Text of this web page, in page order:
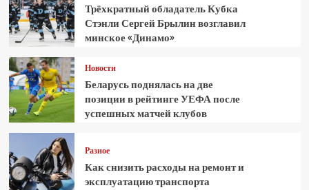
Трёхкратный обладатель Кубка
Стэнли Сергей Брылин возглавил
минское «Динамо»
Новости
Беларусь поднялась на две
позиции в рейтинге УЕФА после
успешных матчей клубов
Разное
Как снизить расходы на ремонт и
эксплуатацию транспорта